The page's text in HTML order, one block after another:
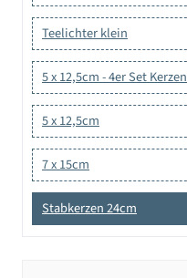
Teelichter klein
5 x 12,5cm - 4er Set Kerzen
5 x 12,5cm
7 x 15cm
Stabkerzen 24cm